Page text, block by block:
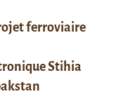
ferroviaire
Stihia